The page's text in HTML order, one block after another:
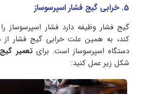
5. خرابی گیج فشار اسپرسوساز
گیج فشار وظیفه دارد فشار اسپرسوساز
کند، به همین علت خرابی گیج فشار
دستگاه اسپرسوساز است. برایتعمیر
شکل زیر عمل کنید: